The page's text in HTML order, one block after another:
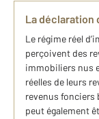
La déclaration
Le régime réel
perçoivent des
immobiliers nus
réelles de leurs
revenus fonciers
peut également